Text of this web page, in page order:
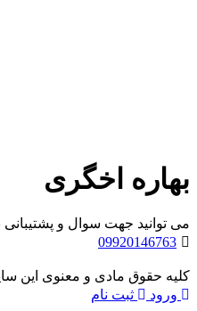
بهاره اخگری
می توانید جهت سوال و پشتیبانی به شماره واتساپ 09920146763 پیام بدهید .
09920146763
کلیه حقوق مادی و معنوی این
ورود
ثبت نام